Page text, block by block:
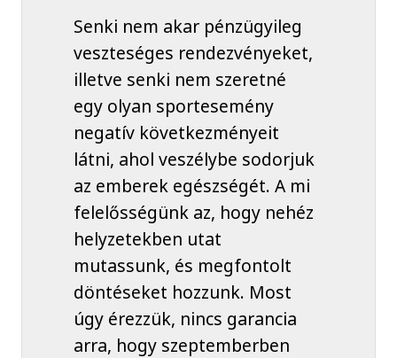
Senki nem akar pénzügyileg
veszteséges rendezvényeket,
illetve senki nem szeretné
egy olyan sportesemény
negatív következményeit
látni, ahol veszélybe sodorjuk
az emberek egészségét. A mi
felelősségünk az, hogy nehéz
helyzetekben utat
mutassunk, és megfontolt
döntéseket hozzunk. Most
úgy érezzük, nincs garancia
arra, hogy szeptemberben